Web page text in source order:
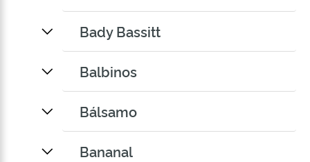
Bady Bassitt
Balbinos
Bálsamo
Bananal